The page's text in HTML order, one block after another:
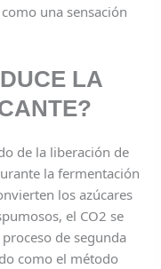
una sensación
LA
de la liberación de
la fermentación
los azúcares
el CO2 se
de segunda
como el método